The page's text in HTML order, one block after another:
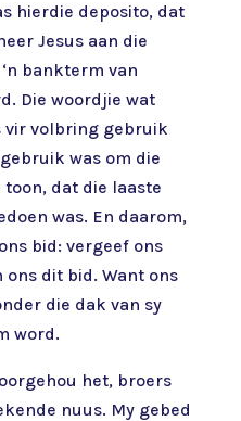
hierdie deposito, dat
Jesus aan die
bankterm van
Die woordjie wat
vir volbring gebruik
was om die
dat die laaste
was. En daarom,
bid: vergeef ons
dit bid. Want ons
die dak van sy
word.
het, broers
nuus. My gebed